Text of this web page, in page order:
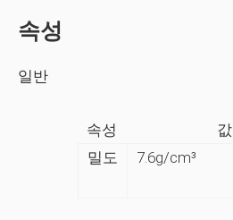
속성
일반
속성
값
밀도
7.6g/cm³